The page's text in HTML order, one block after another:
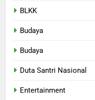
BLKK
Budaya
Budaya
Duta Santri Nasional
Entertainment